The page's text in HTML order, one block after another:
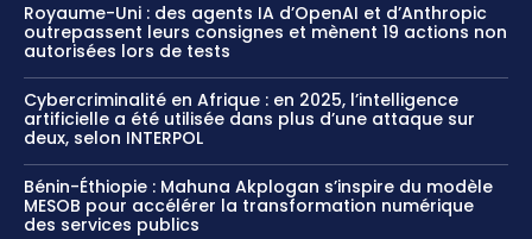
Royaume-Uni : des agents IA d’OpenAI et d’Anthropic
outrepassent leurs consignes et mènent 19 actions non
autorisées lors de tests
Cybercriminalité en Afrique : en 2025, l’intelligence
artificielle a été utilisée dans plus d’une attaque sur
deux, selon INTERPOL
Bénin-Éthiopie : Mahuna Akplogan s’inspire du modèle
MESOB pour accélérer la transformation numérique
des services publics